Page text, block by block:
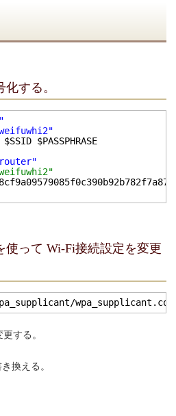
する。
$PASSPHRASE
使って Wi-Fi接続設定を変更
wpa_supplicant
する。
換える。